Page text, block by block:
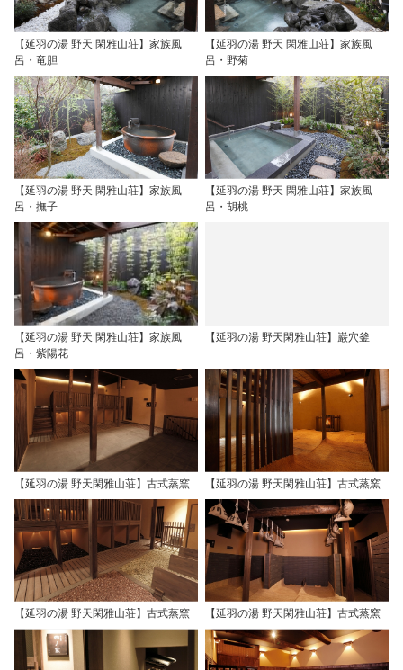
【延羽の湯 野天 閑雅山荘】家族風
呂・竜胆
【延羽の湯 野天 閑雅山荘】家族風
呂・野菊
【延羽の湯 野天 閑雅山荘】家族風
呂・撫子
【延羽の湯 野天 閑雅山荘】家族風
呂・胡桃
【延羽の湯 野天 閑雅山荘】家族風
呂・紫陽花
【延羽の湯 野天閑雅山荘】巌穴釜
【延羽の湯 野天閑雅山荘】古式蒸窯 【延羽の湯 野天閑雅山荘】古式蒸窯
【延羽の湯 野天閑雅山荘】古式蒸窯 【延羽の湯 野天閑雅山荘】古式蒸窯